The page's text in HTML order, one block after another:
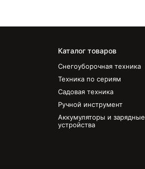
Каталог товаров
Снегоуборочная техника
Техника по сериям
Садовая техника
Ручной инструмент
Аккумуляторы и зарядные
устройства